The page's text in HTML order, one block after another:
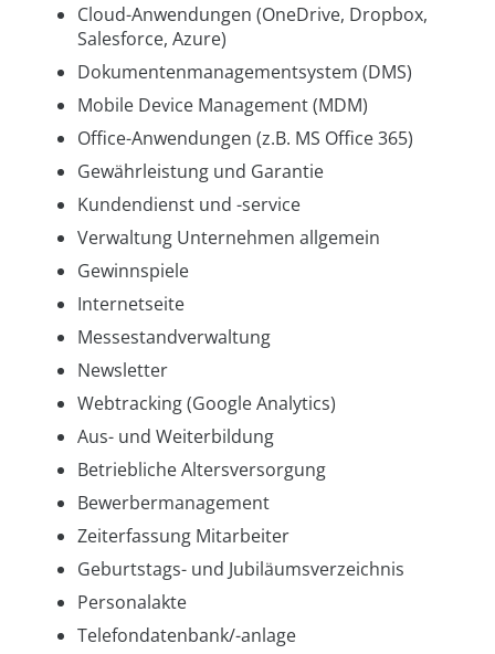
Cloud-Anwendungen (OneDrive, Dropbox,
Salesforce, Azure)
Dokumentenmanagementsystem (DMS)
Mobile Device Management (MDM)
Office-Anwendungen (z.B. MS Office 365)
Gewährleistung und Garantie
Kundendienst und -service
Verwaltung Unternehmen allgemein
Gewinnspiele
Internetseite
Messestandverwaltung
Newsletter
Webtracking (Google Analytics)
Aus- und Weiterbildung
Betriebliche Altersversorgung
Bewerbermanagement
Zeiterfassung Mitarbeiter
Geburtstags- und Jubiläumsverzeichnis
Personalakte
Telefondatenbank/-anlage